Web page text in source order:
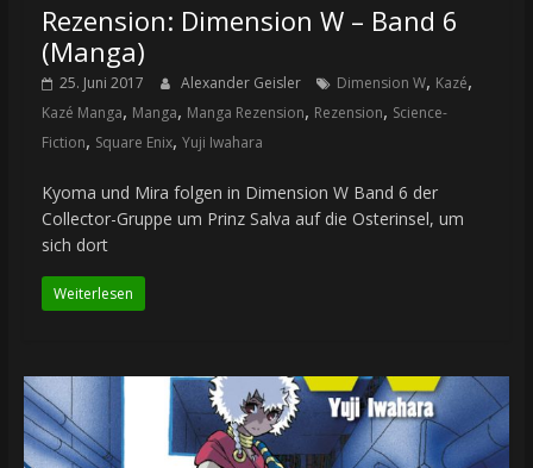
Rezension: Dimension W – Band 6
(Manga)
25. Juni 2017 Alexander Geisler Dimension W, Kazé,
Kazé Manga, Manga, Manga Rezension, Rezension, Science-
Fiction, Square Enix, Yuji Iwahara
Kyoma und Mira folgen in Dimension W Band 6 der
Collector-Gruppe um Prinz Salva auf die Osterinsel, um
sich dort
Weiterlesen